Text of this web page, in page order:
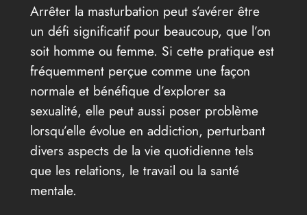
Arrêter la masturbation peut s’avérer être
un défi significatif pour beaucoup, que l’on
soit homme ou femme. Si cette pratique est
fréquemment perçue comme une façon
normale et bénéfique d’explorer sa
sexualité, elle peut aussi poser problème
lorsqu’elle évolue en addiction, perturbant
divers aspects de la vie quotidienne tels
que les relations, le travail ou la santé
mentale.